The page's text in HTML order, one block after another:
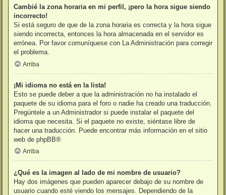
Cambié la zona horaria en mi perfil, ¡pero la hora sigue siendo
incorrecto!
Si está seguro de que de la zona horaria es correcta y la hora sigue
siendo incorrecta, entonces la hora almacenada en el servidor es
errónea. Por favor comuníquese con La Administración para corregir
el problema.
Arriba
¡Mi idioma no está en la lista!
Esto se puede deber a que la administración no ha instalado el
paquete de su idioma para el foro o nadie ha creado una traducción.
Pregúntele a un Administrador si puede instalar el paquete del
idioma que necesita. Si el paquete no existe, siéntase libre de
hacer una traducción. Puede encontrar más información en el sitio
web de phpBB®
Arriba
¿Qué es la imagen al lado de mi nombre de usuario?
Hay dos imágenes que pueden aparecer debajo de su nombre de
usuario cuando esté viendo los mensajes. Dependiendo de la